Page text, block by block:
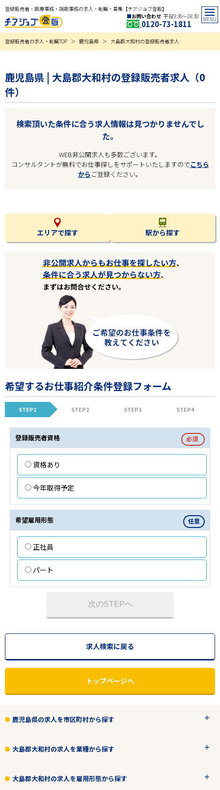
登録販売者・医療事務・調剤事務の求人・転職・募集【チアジョブ登販】
お問い合わせ 平日9:30〜18:30
0120-73-1811
登録販売者の求人・転職TOP 鹿児島県 大島郡大和村の登録販売者求人
鹿児島県 | 大島郡大和村の登録販売者求人（0
件）
検索頂いた条件に合う求人情報は見つかりませんでし
た。
WEB非公開求人も多数ございます。
コンサルタントが無料でお仕事探しをサポートいたしますのでこちら
から ご登録ください。
エリアで探す 駅から探す
希望するお仕事紹介条件登録フォーム
STEP1 STEP2 STEP3 STEP4
登録販売者資格 必須
資格あり
今年取得予定
希望雇用形態 任意
正社員
パート
次のSTEPへ
求人検索に戻る
トップページへ
鹿児島県の求人を市区町村から探す
大島郡大和村の求人を業種から探す
大島郡大和村の求人を雇用形態から探す